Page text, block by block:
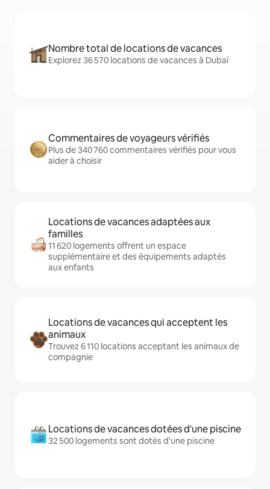
Nombre total de locations de vacances
Explorez 36 570 locations de vacances à Dubaï
Commentaires de voyageurs vérifiés
Plus de 340 760 commentaires vérifiés pour vous
aider à choisir
Locations de vacances adaptées aux
familles
11 620 logements offrent un espace
supplémentaire et des équipements adaptés
aux enfants
Locations de vacances qui acceptent les
animaux
Trouvez 6 110 locations acceptant les animaux de
compagnie
Locations de vacances dotées d'une piscine
32 500 logements sont dotés d'une piscine